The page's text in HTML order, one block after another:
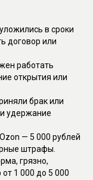
в сроки
договор или
работать
открытия или
брак или
удержание
— 5 000 рублей
штрафы.
грязно,
1 000 до 5 000